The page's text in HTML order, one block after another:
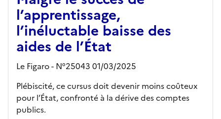
l’apprentissage,
l’inéluctable baisse des
aides de l’État
Le Figaro - N°25043 01/03/2025
Plébiscité, ce cursus doit devenir moins coûteux
pour l’État, confronté à la dérive des comptes
publics.